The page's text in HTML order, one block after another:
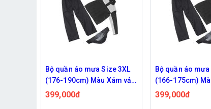
Bộ quần áo mưa Size 2XL
(166-175cm) Màu Xám vải
dù cao cấp chuyên đi phượt
399,000đ
Bộ quần áo mưa
(148-165 cm)
dù cao cấp
399,000đ